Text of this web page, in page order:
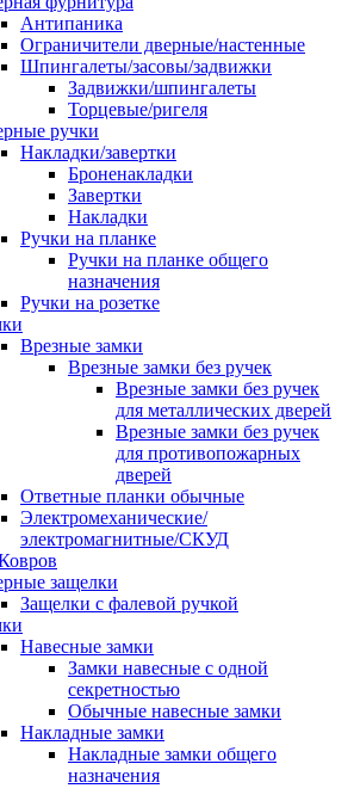
Антипаника
Ограничители дверные/настенные
Шпингалеты/засовы/задвижки
Задвижки/шпингалеты
Торцевые/ригеля
ручки
Накладки/завертки
Броненакладки
Завертки
Накладки
Ручки на планке
Ручки на планке общего
назначения
Ручки на розетке
Врезные замки
Врезные замки без ручек
Врезные замки без ручек
для металлических дверей
Врезные замки без ручек
для противопожарных
дверей
Ответные планки обычные
Электромеханические/
электромагнитные/СКУД
защелки
Защелки с фалевой ручкой
Навесные замки
Замки навесные с одной
секретностью
Обычные навесные замки
Накладные замки
Накладные замки общего
назначения